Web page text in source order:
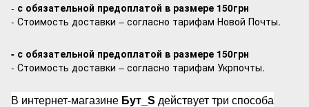
- с обязательной предоплатой в размере 150грн
- Стоимость доставки – согласно тарифам Новой Почты.
- с обязательной предоплатой в размере 150грн
- Стоимость доставки – согласно тарифам Укрпочты.
В интернет-магазине Бут_S действует три способа